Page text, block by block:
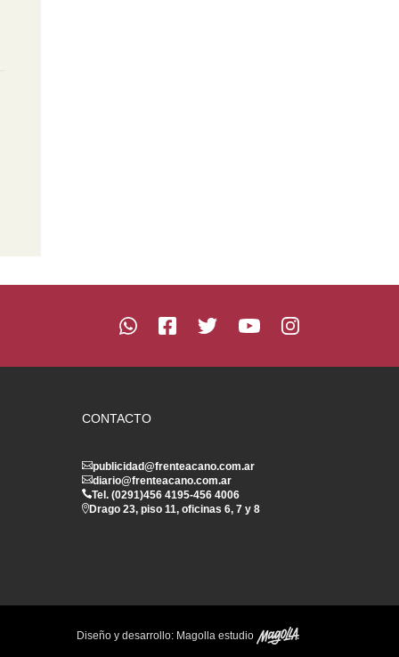
CONTACTO
publicidad@frenteacano.com.ar
diario@frenteacano.com.ar
Tel. (0291)456 4195-456 4006
Drago 23, piso 11, oficinas 6, 7 y 8
Diseño y desarrollo: Magolla estudio